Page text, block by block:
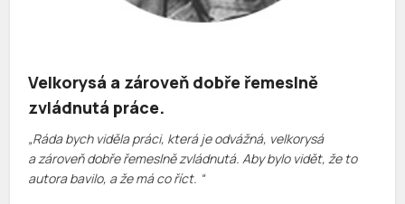
Velkorysá a zároveň dobře řemeslně
zvládnutá práce.
„Ráda bych viděla práci, která je odvážná, velkorysá
a zároveň dobře řemeslně zvládnutá. Aby bylo vidět, že to
autora bavilo, a že má co říct. “